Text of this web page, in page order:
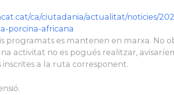
ca/ciutadania/actualitat/noticies/
porcina-africana
programats es mantenen en marxa. No
activitat no es pogués realitzar,
a la ruta corresponent.